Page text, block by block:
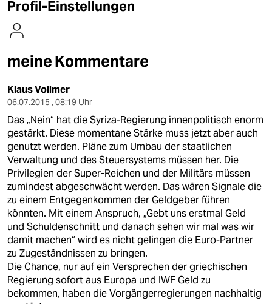
kultur
sport
berlin
nord
wahrheit
verlag
verlag
veranstaltungen
shop
Profil-Einstellungen
meine Kommentare
Klaus Vollmer
06.07.2015 , 08:19 Uhr
Das „Nein“ hat die Syriza-Regierung innenpolitisch enorm
gestärkt. Diese momentane Stärke muss jetzt aber auch
genutzt werden. Pläne zum Umbau der staatlichen
Verwaltung und des Steuersystems müssen her. Die
Privilegien der Super-Reichen und der Militärs müssen
zumindest abgeschwächt werden. Das wären Signale die
zu einem Entgegenkommen der Geldgeber führen
könnten. Mit einem Anspruch, „Gebt uns erstmal Geld
und Schuldenschnitt und danach sehen wir mal was wir
damit machen“ wird es nicht gelingen die Euro-Partner
zu Zugeständnissen zu bringen.
Die Chance, nur auf ein Versprechen der griechischen
Regierung sofort aus Europa und IWF Geld zu
bekommen, haben die Vorgängerregierungen nachhaltig